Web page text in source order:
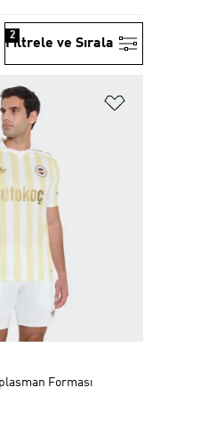
Filtrele ve Sırala
2
Forması